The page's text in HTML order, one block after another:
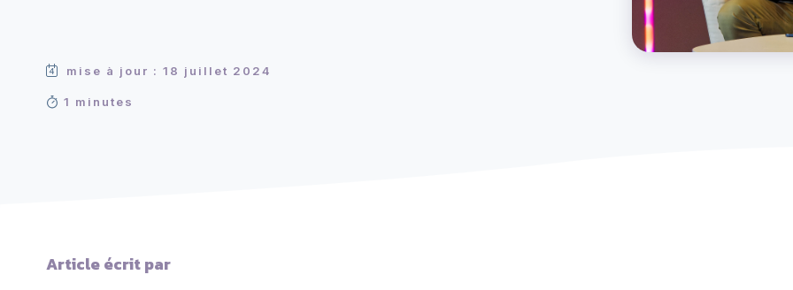
mise à jour : 18 juillet 2024
1 minutes
Article écrit par